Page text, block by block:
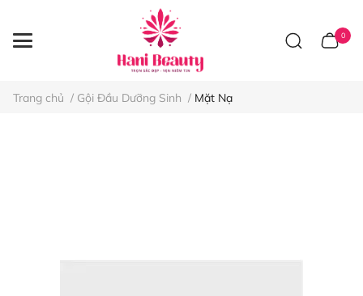
0
Trang chủ / Gội Đầu Dưỡng Sinh / Mặt Nạ